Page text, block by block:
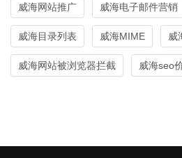
威海网站推广 威海电子邮件营销
威海目录列表 威海MIME 威
威海网站被浏览器拦截 威海seo